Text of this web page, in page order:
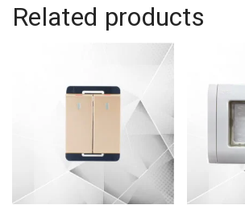
Related products